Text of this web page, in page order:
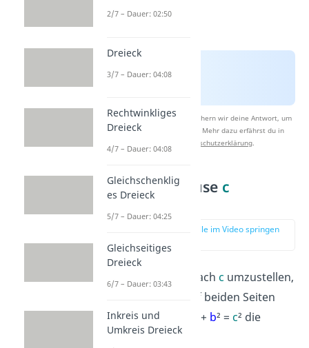
Nach Beantwortung speichern wir deine Antwort, um
Studyflix zu verbessern. Mehr dazu erfährst du in
Datenschutzerklärung.
1. Hypotenuse c
berechnen
zur Stelle im Video springen
Um die Formel nach c umzustellen,
musst du nur auf beiden Seiten
der Gleichung
² + b² = c² die
Wurzel ziehen:
2/7 – Dauer: 02:50
Dreieck
3/7 – Dauer: 04:08
Rechtwinkliges
Dreieck
4/7 – Dauer: 04:08
Gleichschenklig
es Dreieck
5/7 – Dauer: 04:25
Gleichseitiges
Dreieck
6/7 – Dauer: 03:43
Inkreis und
Umkreis Dreieck